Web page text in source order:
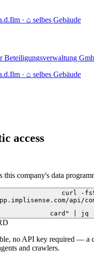
· ⌂ selbes Gebäude
Beteiligungsverwaltung
· ⌂ selbes Gebäude
access
this company's data
curl -
api/
card" | jq
no API key required — a
and crawlers.